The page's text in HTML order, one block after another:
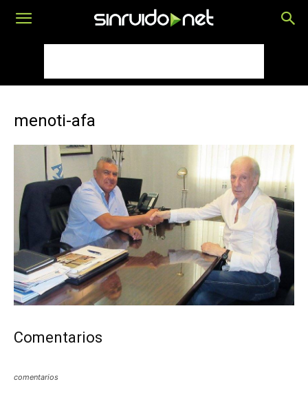
menoti-afa
Comentarios
comentarios